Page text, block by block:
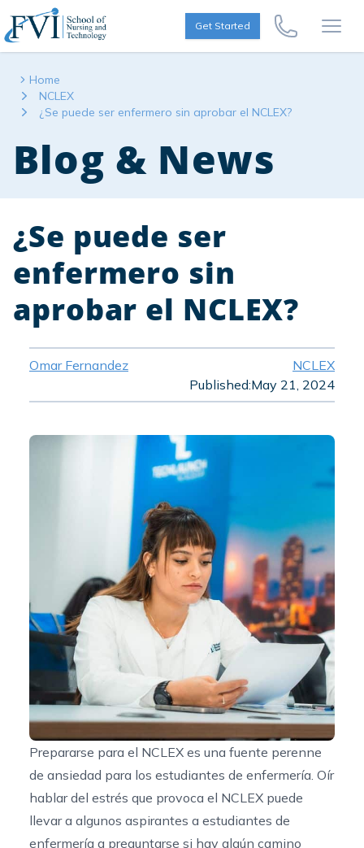
Skip to content
FVI School of Nursing
Get Started
Call Us Now
Home
NCLEX
¿Se puede ser enfermero sin aprobar el NCLEX?
Blog & News
¿Se puede ser
enfermero sin
aprobar el NCLEX?
Omar Fernandez
NCLEX
Published:May 21, 2024
Prepararse para el NCLEX es una fuente perenne
de ansiedad para los estudiantes de enfermería. Oír
hablar del estrés que provoca el NCLEX puede
llevar a algunos aspirantes a estudiantes de
enfermería a preguntarse si hay algún camino